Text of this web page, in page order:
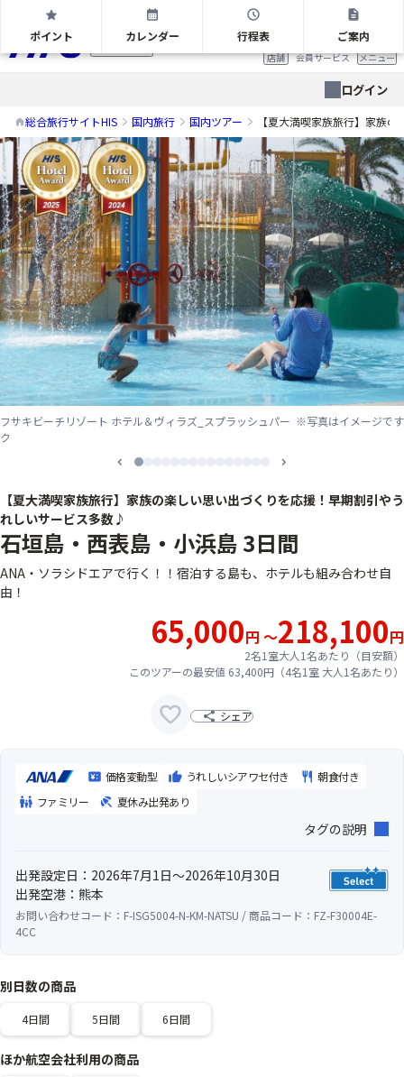
【夏大満喫家族旅行】家族の楽しい思い出づくりを応援！早期割引やうれしい
首都圏版
店舗 会員サービス メニュー
ログイン
総合旅行サイトHIS 国内旅行 国内ツアー 【夏大満喫家族旅行】家族
フサキビーチリゾート ホテル＆ヴィラズ_スプラッシュパー
ク
※写真はイメージです
【夏大満喫家族旅行】家族の楽しい思い出づくりを応援！早期割引やう
れしいサービス多数♪
石垣島・西表島・小浜島 3日間
ANA・ソラシドエアで行く！！宿泊する島も、ホテルも組み合わせ自
由！
65,000円 ～218,100円
2名1室大人1名あたり（目安額）
このツアーの最安値 63,400円（4名1室 大人1名あたり）
シェア
価格変動型 うれしいシアワセ付き
朝食付き
ファミリー
夏休み出発あり
タグの説明
出発設定日：2026年7月1日～2026年10月30日
出発空港：熊本
お問い合わせコード：F-ISG5004-N-KM-NATSU / 商品コード：FZ-F30004E-
4CC
別日数の商品
4日間 5日間 6日間
ほか航空会社利用の商品
ポイント カレンダー 行程表 ご案内